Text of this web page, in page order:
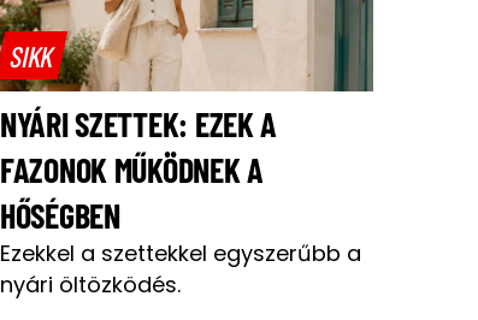
SIKK
NYÁRI SZETTEK: EZEK A
FAZONOK MŰKÖDNEK A
HŐSÉGBEN
Ezekkel a szettekkel egyszerűbb a
nyári öltözködés.